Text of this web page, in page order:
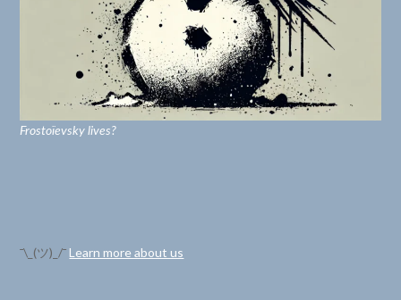
Frostoïevsky lives?
¯\_(ツ)_/¯Learn more about us